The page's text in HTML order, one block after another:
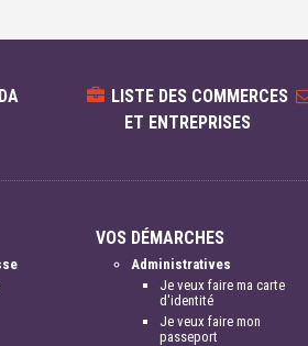
LISTE DES COMMERCES
ET ENTREPRISES
VOS DÉMARCHES
Administratives
Je veux faire ma carte
d'identité
Je veux faire mon
passeport